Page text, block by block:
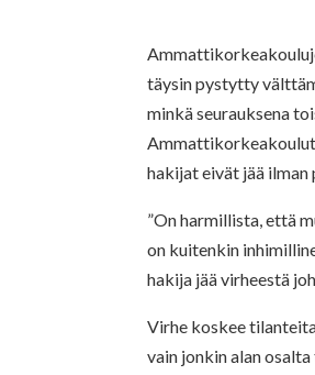
täysin pystytty
minkä seurauksena
Ammattikorkeakoulut
hakijat eivät jää ilman
”On harmillista, että
on kuitenkin
hakija jää virheestä
Virhe koskee
vain jonkin alan